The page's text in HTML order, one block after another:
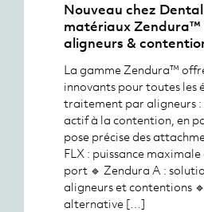
Nouveau chez
matériaux Zendura™
aligneurs &
La gamme Zendura™
innovants pour toutes les
traitement par aligneurs :
actif à la contention, en
pose précise des
FLX : puissance
port 🔹 Zendura A :
aligneurs et contentions
alternative […]